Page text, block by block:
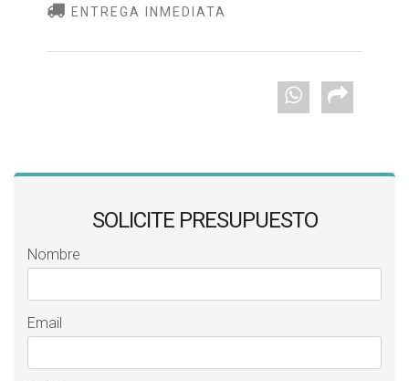
ENTREGA INMEDIATA
SOLICITE PRESUPUESTO
Nombre
Email